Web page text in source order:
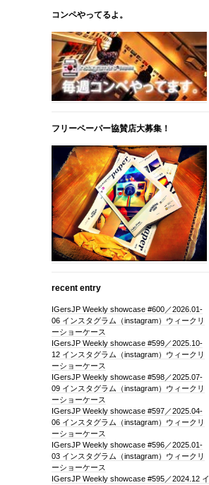
コンペやってるよ。
フリーペーパー協賛店大募集！
recent entry
IGersJP Weekly showcase #600／2026.01-
06 インスタグラム（instagram）ウィークリ
ーショーケース
IGersJP Weekly showcase #599／2025.10-
12 インスタグラム（instagram）ウィークリ
ーショーケース
IGersJP Weekly showcase #598／2025.07-
09 インスタグラム（instagram）ウィークリ
ーショーケース
IGersJP Weekly showcase #597／2025.04-
06 インスタグラム（instagram）ウィークリ
ーショーケース
IGersJP Weekly showcase #596／2025.01-
03 インスタグラム（instagram）ウィークリ
ーショーケース
IGersJP Weekly showcase #595／2024.12 イ